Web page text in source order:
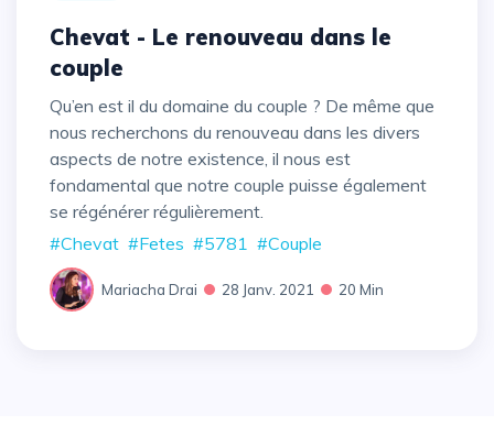
Chevat - Le renouveau dans le
couple
Qu’en est il du domaine du couple ? De même que
nous recherchons du renouveau dans les divers
aspects de notre existence, il nous est
fondamental que notre couple puisse également
se régénérer régulièrement.
#Chevat #Fetes #5781 #Couple
Mariacha Drai 28 Janv. 2021 20 Min